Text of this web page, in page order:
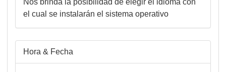
Nos brinda la posibilidad de elegir el idioma con
el cual se instalarán el sistema operativo
Hora & Fecha